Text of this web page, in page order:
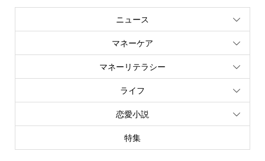
ニュース
マネーケア
マネーリテラシー
ライフ
恋愛小説
特集